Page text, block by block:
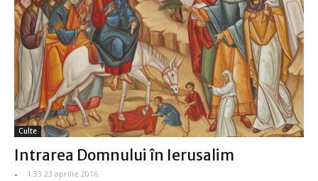
Culte
Intrarea Domnului în Ierusalim
- - 1:33 23 aprilie 2016